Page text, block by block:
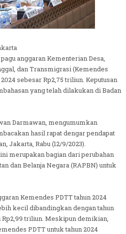
anggaran Kementerian Desa,
dan Transmigrasi (Kemendes
sebesar Rp2,75 triliun. Keputusan
yang telah dilakukan di Badan
Darmawan, mengumumkan
hasil rapat dengar pendapat
Jakarta, Rabu (12/9/2023).
merupakan bagian dari perubahan
dan Belanja Negara (RAPBN) untuk
Kemendes PDTT tahun 2024
kecil dibandingkan dengan tahun
triliun. Meskipun demikian,
PDTT untuk tahun 2024